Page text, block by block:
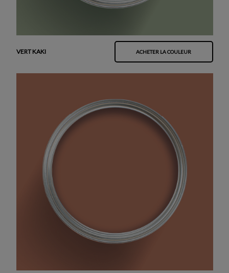
VERT KAKI ACHETER LA COULEUR